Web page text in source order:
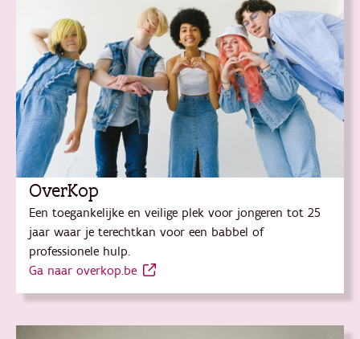
OverKop
Een toegankelijke en veilige plek voor jongeren tot 25
jaar waar je terechtkan voor een babbel of
professionele hulp.
Ga naar overkop.be